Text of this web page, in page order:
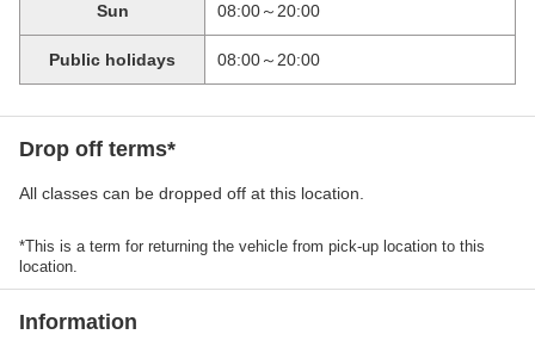
Sun 08:00～20:00
Public holidays 08:00～20:00
Drop off terms*
All classes can be dropped off at this location.
*This is a term for returning the vehicle from pick-up location to this
location.
Information